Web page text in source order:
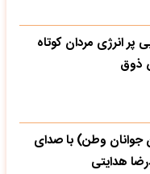
پر انرژی مردان کوتاه
ذوق
جوانان وطن) با صدای
هدایتی